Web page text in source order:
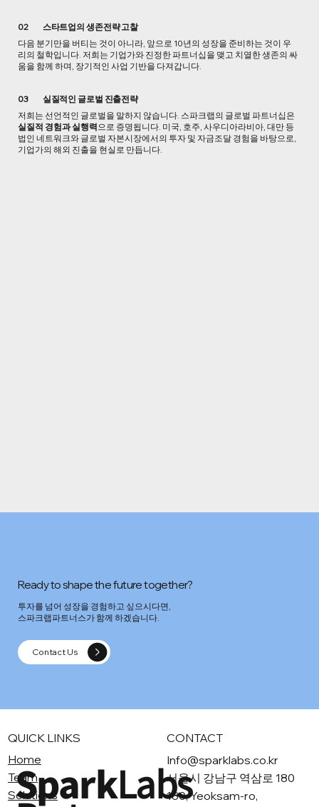
02
스타트업의 생존전략 고찰
다음 분기만을 버티는 것이 아니라, 앞으로 10년의 성장을 준비하는 것이 우
리의 철학입니다. 저희는 기업가와 진정한 파트너십을 맺고 치열한 생존의 싸
움을 함께 하며, 장기적인 사업 기반을 다져갑니다.
03
실질적인 글로벌 진출전략
저희는 선언적인 글로벌을 말하지 않습니다. 스파크랩의 글로벌 파트너십은
실질적 경험과 실행력으로 증명됩니다. 미국, 호주, 사우디아라비아, 대만 등
법인 네트워크와 글로벌 자본시장에서의 투자 및 자금조달 경험을 바탕으로,
기업가의 해외 진출을 현실로 만듭니다.
Ready to shape the future together?
​투자를 넘어 성장을 경험하고 싶으시다면,
스파크랩파트너스가 함께 하겠습니다.
Contact Us
SparkLabs
QUICK LINKS
Home
Team
Solutions
CONTACT
Info@sparklabs.co.kr
서울시 강남구 역삼로 180
180, Yeoksam-ro,